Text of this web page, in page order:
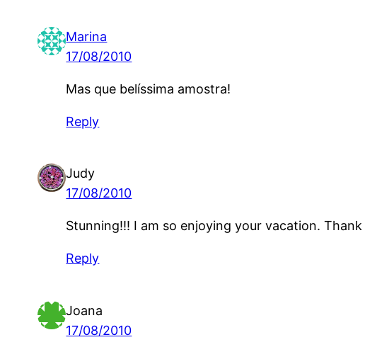
Marina
17/08/2010
Mas que belíssima amostra!
Reply
Judy
17/08/2010
Stunning!!! I am so enjoying your vacation.
Reply
Joana
17/08/2010